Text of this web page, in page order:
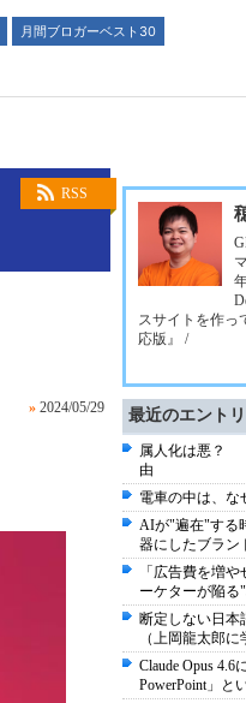
月間ブロガーベスト30
RSS
» 2024/05/29
スサイトを作っ
応版』 /
最近のエント
属人化は悪？
由
電車の中は、
AIが"遍在"する
器にしたブラン
「広告費を増
ーケターが陥る
断定しない日本
（上岡龍太郎に
Claude Opus 4.6
PowerPoint」と